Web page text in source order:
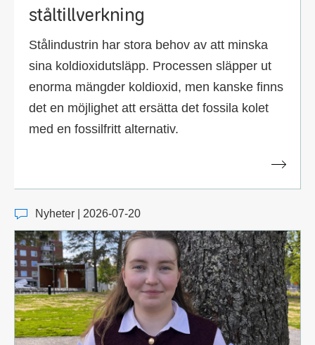
ståltillverkning
Stålindustrin har stora behov av att minska
sina koldioxidutsläpp. Processen släpper ut
enorma mängder koldioxid, men kanske finns
det en möjlighet att ersätta det fossila kolet
med en fossilfritt alternativ.
Nyheter | 2026-07-20